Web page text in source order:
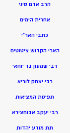
הרב אדם סיני
אחרית הימים
כתבי האר”י
הארי הקדוש ציטוטים
רבי שמעון בר יוחאי
רבי יצחק לוריא
תפיסת המציאות
רבי יעקב אבוחצירא
תת מודע יהדות